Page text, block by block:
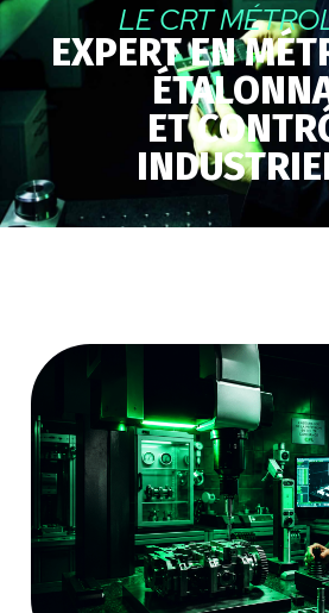
LE CRT
EXPERT EN
ET